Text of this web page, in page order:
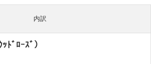
内訳
ﾄﾞﾛｰｽﾞ）